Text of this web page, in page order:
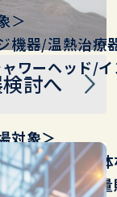
＞
機器/温熱治療
ワーヘッド/
対象＞
鍼灸/接骨/整
クトショップ/
討へ